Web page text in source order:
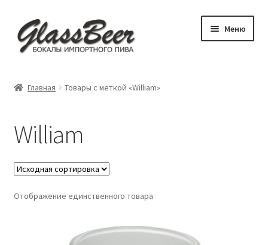
Перейти
к
навигации
Перейти
к
содержимому
Меню
Посуда для детей
Обложки
Бокал под заказ
Главная Товары с меткой «William»
William
Отображение единственного товара